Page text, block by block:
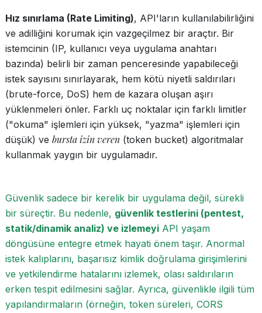
Hız sınırlama (Rate Limiting), API'ların kullanılabilirliğini
ve adilliğini korumak için vazgeçilmez bir araçtır. Bir
istemcinin (IP, kullanıcı veya uygulama anahtarı
bazında) belirli bir zaman penceresinde yapabileceği
istek sayısını sınırlayarak, hem kötü niyetli saldırıları
(brute-force, DoS) hem de kazara oluşan aşırı
yüklenmeleri önler. Farklı uç noktalar için farklı limitler
("okuma" işlemleri için yüksek, "yazma" işlemleri için
düşük) ve bursta izin veren (token bucket) algoritmalar
kullanmak yaygın bir uygulamadır.
Güvenlik sadece bir kerelik bir uygulama değil, sürekli
bir süreçtir. Bu nedenle, güvenlik testlerini (pentest,
statik/dinamik analiz) ve izlemeyi API yaşam
döngüsüne entegre etmek hayati önem taşır. Anormal
istek kalıplarını, başarısız kimlik doğrulama girişimlerini
ve yetkilendirme hatalarını izlemek, olası saldırıların
erken tespit edilmesini sağlar. Ayrıca, güvenlikle ilgili tüm
yapılandırmaların (örneğin, token süreleri, CORS